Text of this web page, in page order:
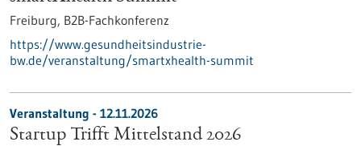
Freiburg, B2B-Fachkonferenz
https://www.gesundheitsindustrie-
bw.de/veranstaltung/smartxhealth-summit
Veranstaltung - 12.11.2026
Startup Trifft Mittelstand 2026